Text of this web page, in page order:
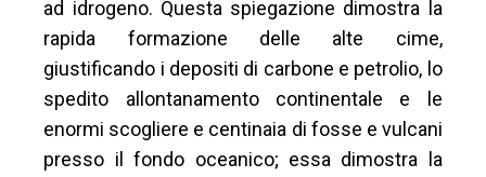
ad idrogeno. Questa spiegazione dimostra la
rapida formazione delle alte cime,
giustificando i depositi di carbone e petrolio, lo
spedito allontanamento continentale e le
enormi scogliere e centinaia di fosse e vulcani
presso il fondo oceanico; essa dimostra la